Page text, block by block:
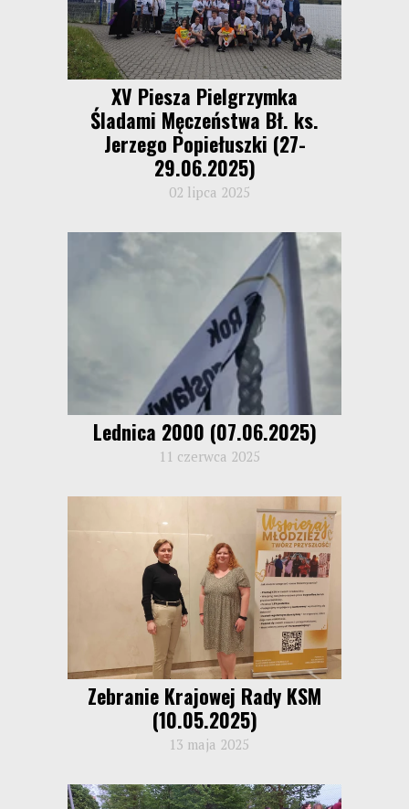
XV Piesza Pielgrzymka
Śladami Męczeństwa Bł. ks.
Jerzego Popiełuszki (27-
29.06.2025)
02 lipca 2025
Lednica 2000 (07.06.2025)
11 czerwca 2025
Zebranie Krajowej Rady KSM
(10.05.2025)
13 maja 2025